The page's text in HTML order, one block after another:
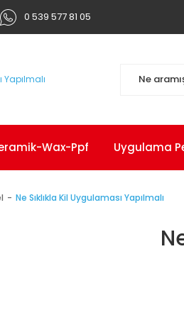
0 539 577 81 05
Wax-Ppf Uygulama
Ne Sıklıkla Kil Uygulaması Yapılmalı